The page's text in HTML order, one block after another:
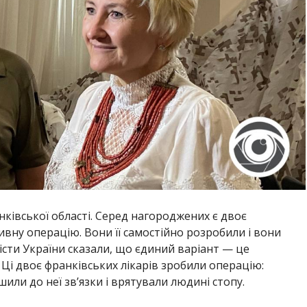
області. Серед нагороджених є двоє
операцію. Вони її самостійно розробили і вони
України сказали, що єдиний варіант — це
двоє франківських лікарів зробили операцію:
до неї зв’язки і врятували людині стопу.